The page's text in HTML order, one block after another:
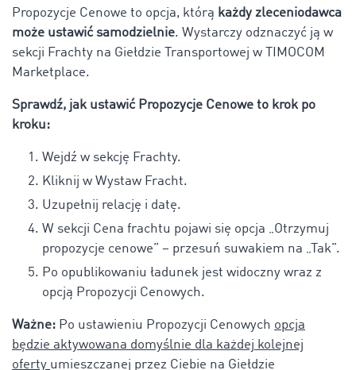
Propozycje Cenowe to opcja, którą każdy zleceniodawca
może ustawić samodzielnie. Wystarczy odznaczyć ją w
sekcji Frachty na Giełdzie Transportowej w TIMOCOM
Marketplace.
Sprawdź, jak ustawić Propozycje Cenowe to krok po
kroku:
Wejdź w sekcję Frachty.
Kliknij w Wystaw Fracht.
Uzupełnij relację i datę.
W sekcji Cena frachtu pojawi się opcja „Otrzymuj
propozycje cenowe” – przesuń suwakiem na „Tak”.
Po opublikowaniu ładunek jest widoczny wraz z
opcją Propozycji Cenowych.
Ważne: Po ustawieniu Propozycji Cenowych opcja
będzie aktywowana domyślnie dla każdej kolejnej
oferty umieszczanej przez Ciebie na Giełdzie